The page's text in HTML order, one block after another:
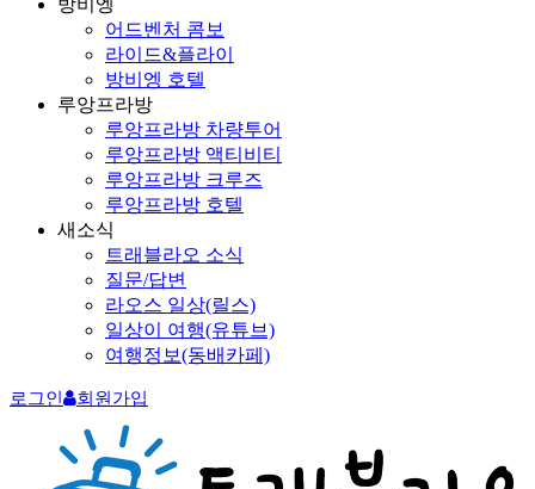
방비엥
어드벤처 콤보
라이드&플라이
방비엥 호텔
루앙프라방
루앙프라방 차량투어
루앙프라방 액티비티
루앙프라방 크루즈
루앙프라방 호텔
새소식
트래블라오 소식
질문/답변
라오스 일상(릴스)
일상이 여행(유튜브)
여행정보(동배카페)
로그인 회원가입